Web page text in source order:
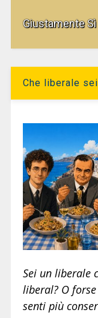
Giustamente Sì
Che liberale
Sei un liberale
liberal? O
senti più